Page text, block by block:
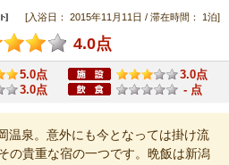
[入浴日： 2015年11月11日 / 滞在時間： 1泊]
4.0点
5.0点
3.0点
3.0点
- 点
温泉。意外にも今となっては掛け流
の貴重な宿の一つです。晩飯は新潟